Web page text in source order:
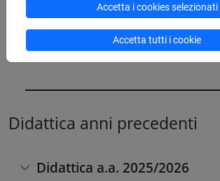
LINGUA CINESE 1 MOD. 1
M-R (9 su 18 cfu) [LT006I]
Didattica anni precedenti
Didattica a.a. 2025/2026
Accetta i cookies selezionati
Accetta tutti i cookie